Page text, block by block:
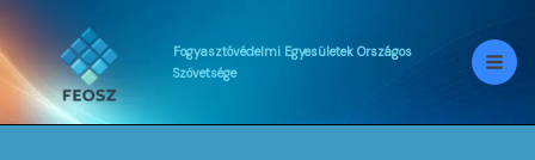
Skip
to
content
Fogyasztóvédelmi Egyesületek Országos
Szövetsége